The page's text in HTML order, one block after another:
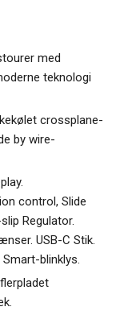
med
teknologi
crossplane-
by wire-
control, Slide
Regulator.
USB-C Stik.
blinklys.